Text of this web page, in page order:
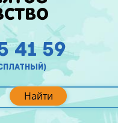
Найти
41 59